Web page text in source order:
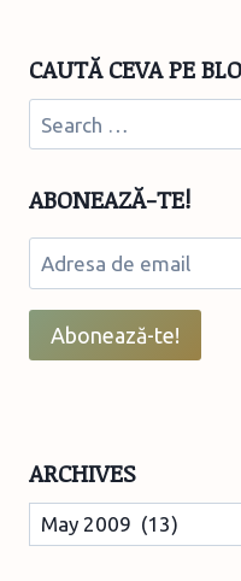
CAUTĂ CEVA PE
Search
for:
ABONEAZĂ-TE!
Adresa
de
email
Abonează-te!
ARCHIVES
Archives